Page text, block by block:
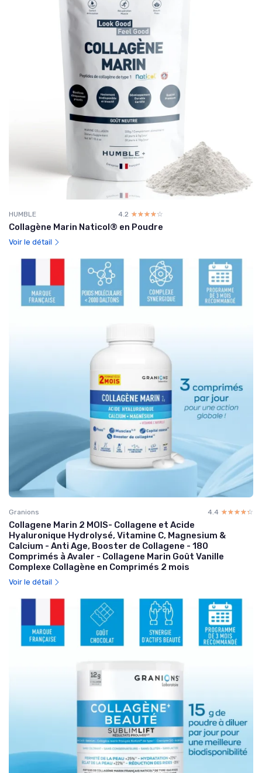
HUMBLE 4.2 ☆☆☆☆☆
★★★★★
Collagène Marin Naticol® en Poudre
Voir le détail
Granions 4.4 ☆☆☆☆☆
★★★★★
Collagene Marin 2 MOIS- Collagene et Acide
Hyaluronique Hydrolysé, Vitamine C, Magnesium &
Calcium - Anti Age, Booster de Collagene - 180
Comprimés à Avaler - Collagene Marin Goût Vanille
Complexe Collagène en Comprimés 2 mois
Voir le détail